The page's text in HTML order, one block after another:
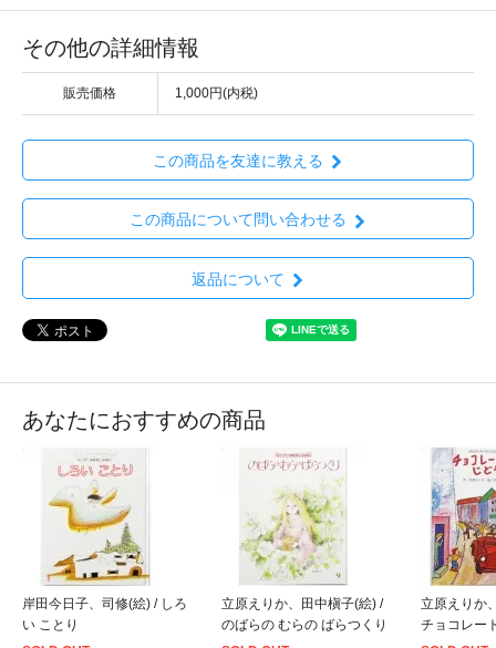
その他の詳細情報
販売価格 1,000円(内税)
この商品を友達に教える
この商品について問い合わせる
返品について
あなたにおすすめの商品
岸田今日子、司修(絵) / しろ
い ことり
立原えりか、田中槇子(絵) /
のばらの むらの ばらつくり
立原えりか
チョコレー